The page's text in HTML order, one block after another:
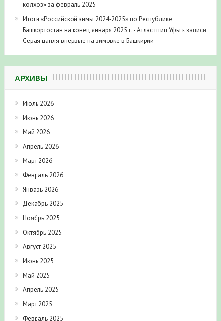
колхоз» за февраль 2025
Итоги «Российской зимы 2024-2025» по Республике
Башкортостан на конец января 2025 г. - Атлас птиц Уфы к записи
Серая цапля впервые на зимовке в Башкирии
АРХИВЫ
Июль 2026
Июнь 2026
Май 2026
Апрель 2026
Март 2026
Февраль 2026
Январь 2026
Декабрь 2025
Ноябрь 2025
Октябрь 2025
Август 2025
Июнь 2025
Май 2025
Апрель 2025
Март 2025
Февраль 2025